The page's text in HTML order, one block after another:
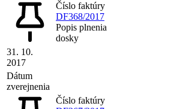
31. 10.
2017
Číslo faktúry
DF368/2017
Popis plnenia
dosky
Dátum
zverejnenia
Číslo faktúry